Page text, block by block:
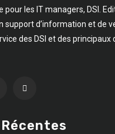
pour les IT managers, DSI.
support d’information et de
des DSI et des principaux